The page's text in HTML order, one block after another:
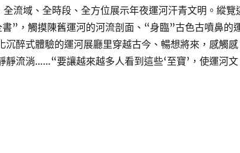
流域、全時段、全方位展示年夜運河汗青文明。縱覽
”，觸摸陳舊運河的河流剖面、“身臨”古色古噴鼻的
沉醉式體驗的運河展廳里穿越古今、暢想將來，感觸感
靜流淌……“要讓越來越多人看到這些‘至寶’，使運河文